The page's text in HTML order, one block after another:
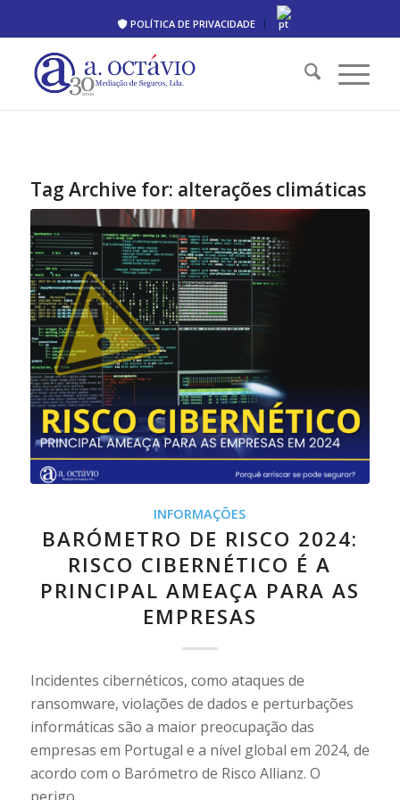
POLÍTICA DE PRIVACIDADE
Tag Archive for: alterações climáticas
INFORMAÇÕES
BARÓMETRO DE RISCO 2024:
RISCO CIBERNÉTICO É A
PRINCIPAL AMEAÇA PARA AS
EMPRESAS
Incidentes cibernéticos, como ataques de
ransomware, violações de dados e perturbações
informáticas são a maior preocupação das
empresas em Portugal e a nível global em 2024, de
acordo com o Barómetro de Risco Allianz. O